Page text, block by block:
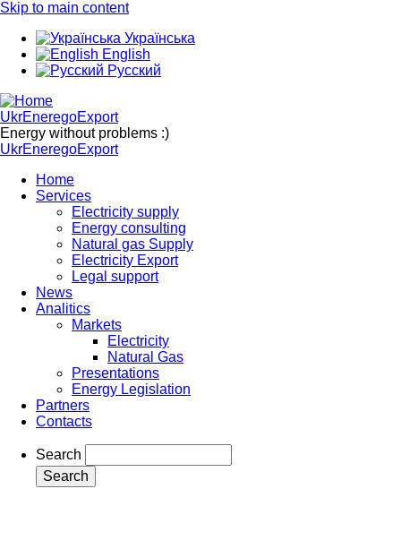
Skip to main content
Українська
English
Русский
UkrEneregoExport
Energy without problems :)
UkrEneregoExport
Home
Services
Electricity supply
Energy consulting
Natural gas Supply
Electricity Export
Legal support
News
Analitics
Markets
Electricity
Natural Gas
Presentations
Energy Legislation
Partners
Contacts
Search